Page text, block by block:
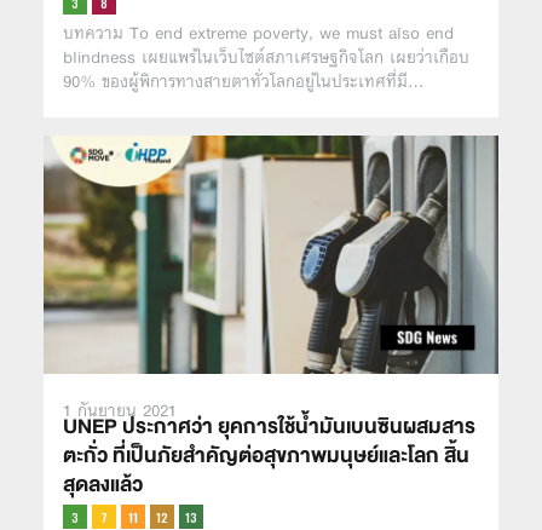
บทความ To end extreme poverty, we must also end
blindness เผยแพร่ในเว็บไซต์สภาเศรษฐกิจโลก เผยว่าเกือบ
90% ของผู้พิการทางสายตาทั่วโลกอยู่ในประเทศที่มี…
1 กันยายน 2021
UNEP ประกาศว่า ยุคการใช้น้ำมันเบนซินผสมสาร
ตะกั่ว ที่เป็นภัยสำคัญต่อสุขภาพมนุษย์และโลก สิ้น
สุดลงแล้ว